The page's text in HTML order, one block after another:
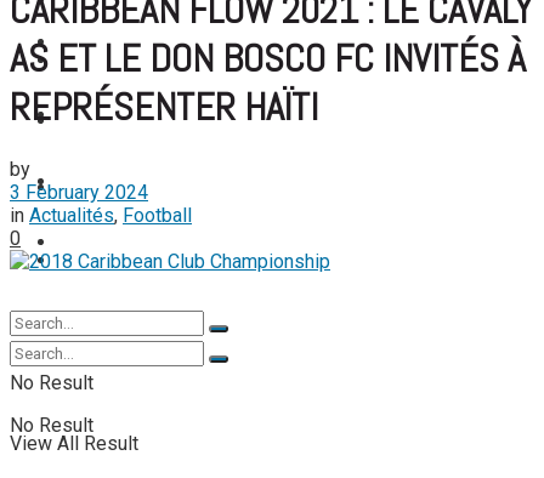
FOOT EXPATRIÉS
BASKETBALL
TENNIS
TENNIS DE TABLE
No Result
FOOT EXPATRIÉS
BASKETBALL
TENNIS
No Result
View All Result
View All Result
CARIBBEAN FLOW 2021 : LE CAVALY
AS ET LE DON BOSCO FC INVITÉS À
REPRÉSENTER HAÏTI
by
3 February 2024
in Actualités, Football
0